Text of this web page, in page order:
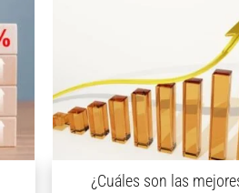
¿Cuáles son las